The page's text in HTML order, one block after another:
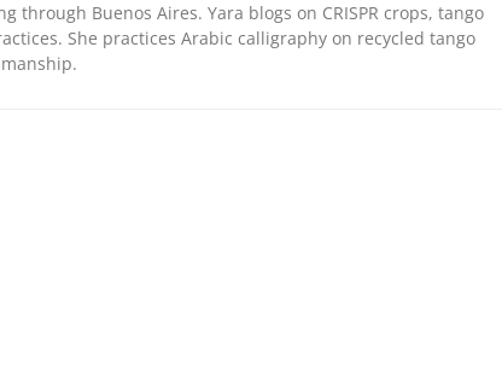
through Buenos Aires. Yara blogs on CRISPR crops, tango
She practices Arabic calligraphy on recycled tango